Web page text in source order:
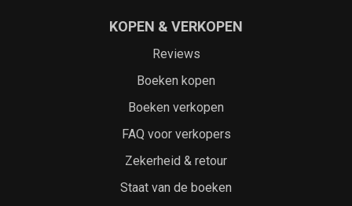
KOPEN & VERKOPEN
Reviews
Boeken kopen
Boeken verkopen
FAQ voor verkopers
Zekerheid & retour
Staat van de boeken